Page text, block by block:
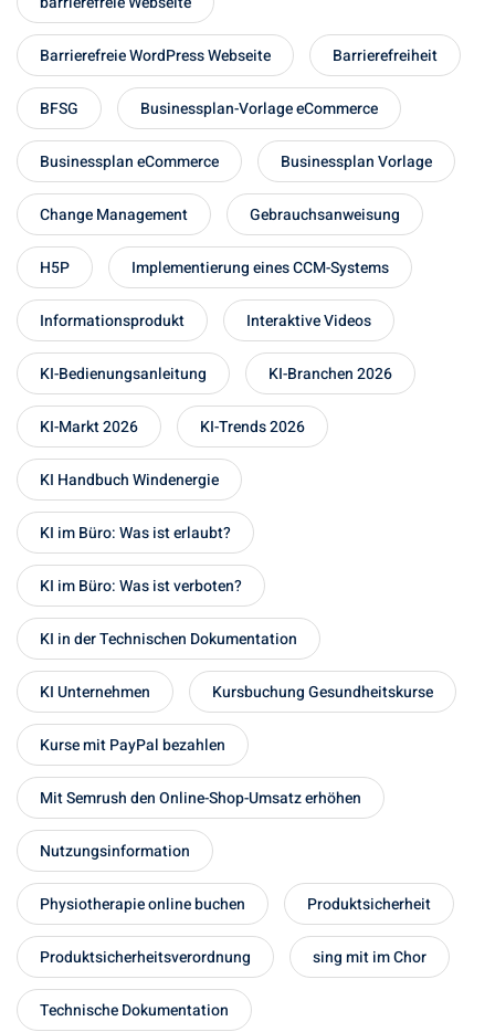
Barrierefreie WordPress Webseite Barrierefreiheit
BFSG Businessplan-Vorlage eCommerce
Businessplan eCommerce Businessplan Vorlage
Change Management Gebrauchsanweisung
H5P Implementierung eines CCM-Systems
Informationsprodukt Interaktive Videos
KI-Bedienungsanleitung KI-Branchen 2026
KI-Markt 2026 KI-Trends 2026
KI Handbuch Windenergie
KI im Büro: Was ist erlaubt?
KI im Büro: Was ist verboten?
KI in der Technischen Dokumentation
KI Unternehmen Kursbuchung Gesundheitskurse
Kurse mit PayPal bezahlen
Mit Semrush den Online-Shop-Umsatz erhöhen
Nutzungsinformation
Physiotherapie online buchen Produktsicherheit
Produktsicherheitsverordnung sing mit im Chor
Technische Dokumentation